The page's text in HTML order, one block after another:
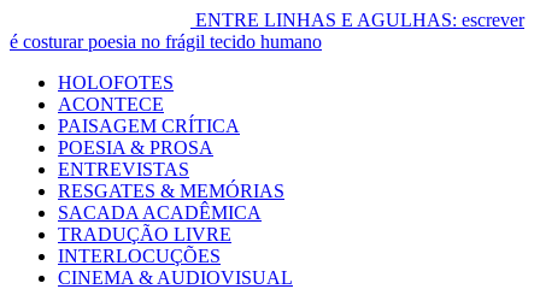
ENTRE LINHAS E AGULHAS: escrever
é costurar poesia no frágil tecido humano
Primary
Menu
HOLOFOTES
ACONTECE
PAISAGEM CRÍTICA
POESIA & PROSA
ENTREVISTAS
RESGATES & MEMÓRIAS
SACADA ACADÊMICA
TRADUÇÃO LIVRE
INTERLOCUÇÕES
CINEMA & AUDIOVISUAL